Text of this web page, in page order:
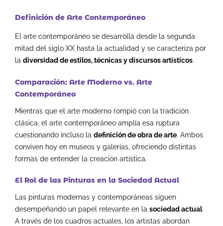
Definición de Arte Contemporáneo
El arte contemporáneo se desarrolla desde la segunda
mitad del siglo XX hasta la actualidad y se caracteriza por
la diversidad de estilos, técnicas y discursos artísticos.
Comparación: Arte Moderno vs. Arte
Contemporáneo
Mientras que el arte moderno rompió con la tradición
clásica, el arte contemporáneo amplía esa ruptura
cuestionando incluso la definición de obra de arte. Ambos
conviven hoy en museos y galerías, ofreciendo distintas
formas de entender la creación artística.
El Rol de las Pinturas en la Sociedad Actual
Las pinturas modernas y contemporáneas siguen
desempeñando un papel relevante en la sociedad actual.
A través de los cuadros actuales, los artistas abordan